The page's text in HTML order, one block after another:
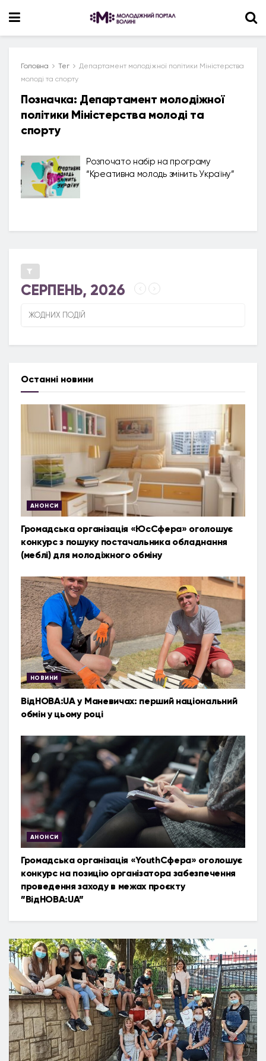
Головна Тег
Департамент молодіжної політики Міністерства
молоді та спорту
Позначка: Департамент молодіжної
політики Міністерства молоді та
спорту
Розпочато набір на програму
“Креативна молодь змінить Україну”
СЕРПЕНЬ, 2026
ЖОДНИХ ПОДІЙ
Останні новини
АНОНСИ
Громадська організація «ЮсСфера» оголошує
конкурс з пошуку постачальника обладнання
(меблі) для молодіжного обміну
НОВИНИ
ВідНОВА:UA у Маневичах: перший національний
обмін у цьому році
АНОНСИ
Громадська організація «YouthСфера» оголошує
конкурс на позицію організатора забезпечення
проведення заходу в межах проєкту
”ВідНОВА:UA”